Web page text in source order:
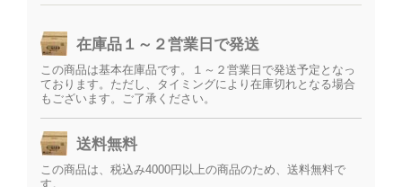
在庫品１～２営業日で発送
この商品は基本在庫品です。１～２営業日で発送予定となっ
ております。ただし、タイミングにより在庫切れとなる場合
もございます。ご了承ください。
送料無料
この商品は、税込み4000円以上の商品のため、送料無料で
す。